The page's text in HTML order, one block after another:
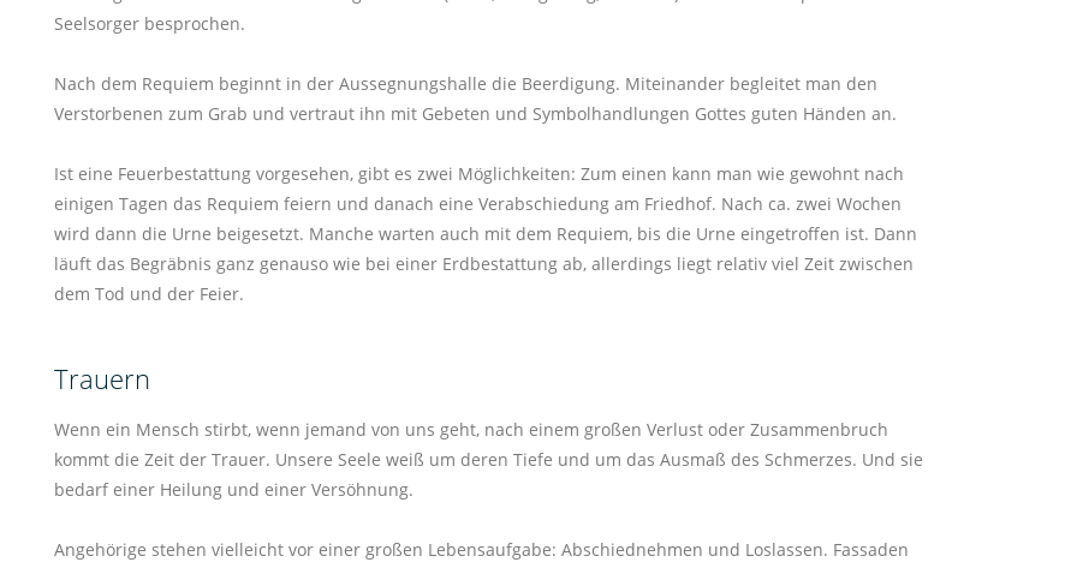
Seelsorger besprochen.
Nach dem Requiem beginnt in der Aussegnungshalle die Beerdigung. Miteinander begleitet man den
Verstorbenen zum Grab und vertraut ihn mit Gebeten und Symbolhandlungen Gottes guten Händen an.
Ist eine Feuerbestattung vorgesehen, gibt es zwei Möglichkeiten: Zum einen kann man wie gewohnt nach
einigen Tagen das Requiem feiern und danach eine Verabschiedung am Friedhof. Nach ca. zwei Wochen
wird dann die Urne beigesetzt. Manche warten auch mit dem Requiem, bis die Urne eingetroffen ist. Dann
läuft das Begräbnis ganz genauso wie bei einer Erdbestattung ab, allerdings liegt relativ viel Zeit zwischen
dem Tod und der Feier.
Trauern
Wenn ein Mensch stirbt, wenn jemand von uns geht, nach einem großen Verlust oder Zusammenbruch
kommt die Zeit der Trauer. Unsere Seele weiß um deren Tiefe und um das Ausmaß des Schmerzes. Und sie
bedarf einer Heilung und einer Versöhnung.
Angehörige stehen vielleicht vor einer großen Lebensaufgabe: Abschiednehmen und Loslassen. Fassaden